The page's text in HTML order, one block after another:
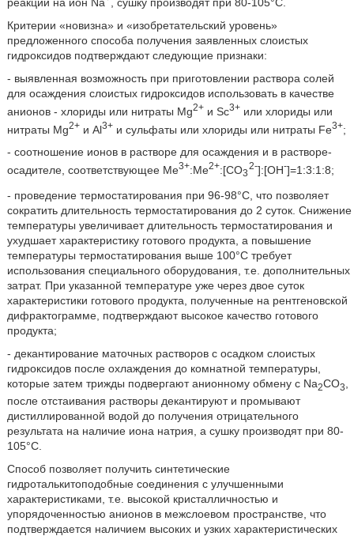
Критерии «новизна» и «изобретательский уровень»
предложенного способа получения заявленных слоистых
гидроксидов подтверждают следующие признаки:
- выявленная возможность при приготовлении раствора солей
для осаждения слоистых гидроксидов использовать в качестве
анионов - хлориды или нитраты Mg2+и Sс3+или хлориды или
нитраты Mg2+и Al3+и сульфаты или хлориды или нитраты Fe3+;
- соотношение ионов в растворе для осаждения и в растворе-
осадителе, соответствующее Me3+:Ме2+:[СО3
2-]:[ОН-]=1:3:1:8;
- проведение термостатирования при 96-98°С, что позволяет
сократить длительность термостатирования до 2 суток. Снижение
температуры увеличивает длительность термостатирования и
ухудшает характеристику готового продукта, а повышение
температуры термостатирования выше 100°С требует
использования специального оборудования, т.е. дополнительных
затрат. При указанной температуре уже через двое суток
характеристики готового продукта, полученные на рентгеновской
дифрактограмме, подтверждают высокое качество готового
продукта;
- декантирование маточных растворов с осадком слоистых
гидроксидов после охлаждения до комнатной температуры,
которые затем трижды подвергают анионному обмену с Na2CO3
после отстаивания растворы декантируют и промывают
дистиллированной водой до получения отрицательного
результата на наличие иона натрия, а сушку производят при 80-
105°С.
Способ позволяет получить синтетические
гидроталькитоподобные соединения с улучшенными
характеристиками, т.е. высокой кристалличностью и
упорядоченностью анионов в межслоевом пространстве, что
подтверждается наличием высоких и узких характеристических